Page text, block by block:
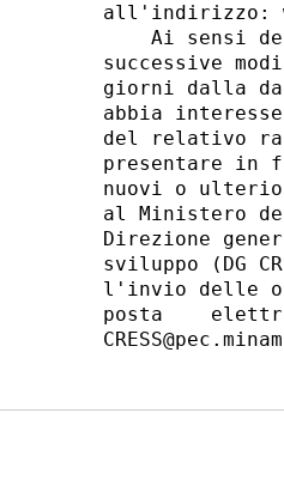
all'indirizzo:
Ai sensi
successive
giorni dalla
abbia
del relativo
presentare in
nuovi o
al Ministero
Direzione
sviluppo (DG
l'invio delle
posta